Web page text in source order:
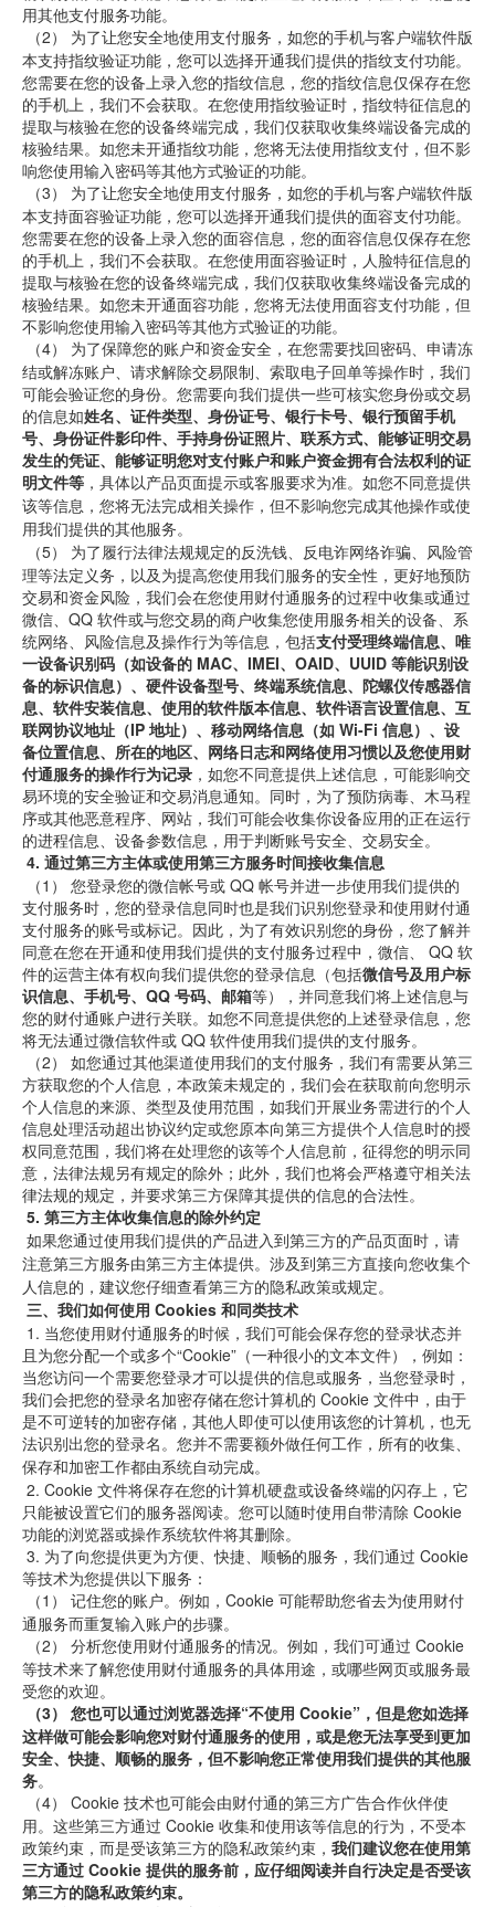
用其他支付服务功能。
（2） 为了让您安全地使用支付服务，如您的手机与客户端软件版
本支持指纹验证功能，您可以选择开通我们提供的指纹支付功能。
您需要在您的设备上录入您的指纹信息，您的指纹信息仅保存在您
的手机上，我们不会获取。在您使用指纹验证时，指纹特征信息的
提取与核验在您的设备终端完成，我们仅获取收集终端设备完成的
核验结果。如您未开通指纹功能，您将无法使用指纹支付，但不影
响您使用输入密码等其他方式验证的功能。
（3） 为了让您安全地使用支付服务，如您的手机与客户端软件版
本支持面容验证功能，您可以选择开通我们提供的面容支付功能。
您需要在您的设备上录入您的面容信息，您的面容信息仅保存在您
的手机上，我们不会获取。在您使用面容验证时，人脸特征信息的
提取与核验在您的设备终端完成，我们仅获取收集终端设备完成的
核验结果。如您未开通面容功能，您将无法使用面容支付功能，但
不影响您使用输入密码等其他方式验证的功能。
（4） 为了保障您的账户和资金安全，在您需要找回密码、申请冻
结或解冻账户、请求解除交易限制、索取电子回单等操作时，我们
可能会验证您的身份。您需要向我们提供一些可核实您身份或交易
的信息如姓名、证件类型、身份证号、银行卡号、银行预留手机
号、身份证件影印件、手持身份证照片、联系方式、能够证明交易
发生的凭证、能够证明您对支付账户和账户资金拥有合法权利的证
明文件等 ，具体以产品页面提示或客服要求为准。如您不同意提供
该等信息，您将无法完成相关操作，但不影响您完成其他操作或使
用我们提供的其他服务。
（5） 为了履行法律法规规定的反洗钱、反电诈网络诈骗、风险管
理等法定义务，以及为提高您使用我们服务的安全性，更好地预防
交易和资金风险，我们会在您使用财付通服务的过程中收集或通过
微信、QQ 软件或与您交易的商户收集您使用服务相关的设备、系
统网络、风险信息及操作行为等信息，包括支付受理终端信息、唯
一设备识别码（如设备的 MAC、IMEI、OAID、UUID 等能识别设
备的标识信息）、硬件设备型号、终端系统信息、陀螺仪传感器信
息、 软件安装信息、使用的软件版本信息、软件语言设置信息、互
联网协议地址（IP 地址）、移动网络信息（如 Wi-Fi 信息）、设
备位置信息、所在的地区、网络日志和网络使用习惯以及您使用财
付通服务的操作行为记录 ，如您不同意提供上述信息，可能影响交
易环境的安全验证和交易消息通知。同时，为了预防病毒、木马程
序或其他恶意程序、网站，我们可能会收集你设备应用的正在运行
的进程信息、设备参数信息，用于判断账号安全、交易安全。
4. 通过第三方主体或使用第三方服务时间接收集信息
（1）
您登录您的微信帐号或 QQ 帐号并进一步使用我们提供的
支付服务时，您的登录信息同时也是我们识别您登录和使用财付通
支付服务的账号或标记。因此，为了有效识别您的身份，您了解并
同意在您在开通和使用我们提供的支付服务过程中，微信、 QQ 软
件的运营主体有权向我们提供您的登录信息（包括微信号及用户标
识信息、手机号、QQ 号码、邮箱等），并同意我们将上述信息与
您的财付通账户进行关联。如您不同意提供您的上述登录信息，您
将无法通过微信软件或 QQ 软件使用我们提供的支付服务。
（2）
如您通过其他渠道使用我们的支付服务，我们有需要从第三
方获取您的个人信息，本政策未规定的，我们会在获取前向您明示
个人信息的来源、类型及使用范围，如我们开展业务需进行的个人
信息处理活动超出协议约定或您原本向第三方提供个人信息时的授
权同意范围，我们将在处理您的该等个人信息前，征得您的明示同
意，法律法规另有规定的除外；此外，我们也将会严格遵守相关法
律法规的规定，并要求第三方保障其提供的信息的合法性。
5. 第三方主体收集信息的除外约定
注意第三方服务由第三方主体提供。涉及到第三方直接向您收集个
人信息的，建议您仔细查看第三方的隐私政策或规定。
三、我们如何使用 Cookies 和同类技术
1. 当您使用财付通服务的时候，我们可能会保存您的登录状态并
且为您分配一个或多个“Cookie”（一种很小的文本文件），例如：
当您访问一个需要您登录才可以提供的信息或服务，当您登录时，
我们会把您的登录名加密存储在您计算机的 Cookie 文件中，由于
是不可逆转的加密存储，其他人即使可以使用该您的计算机，也无
法识别出您的登录名。您并不需要额外做任何工作，所有的收集、
保存和加密工作都由系统自动完成。
2. Cookie 文件将保存在您的计算机硬盘或设备终端的闪存上，它
只能被设置它们的服务器阅读。您可以随时使用自带清除 Cookie
功能的浏览器或操作系统软件将其删除。
3. 为了向您提供更为方便、快捷、顺畅的服务，我们通过 Cookie
等技术为您提供以下服务：
（1） 记住您的账户。例如，Cookie 可能帮助您省去为使用财付
通服务而重复输入账户的步骤。
（2） 分析您使用财付通服务的情况。例如，我们可通过 Cookie
等技术来了解您使用财付通服务的具体用途，或哪些网页或服务最
受您的欢迎。
（3） 您也可以通过浏览器选择“不使用 Cookie”，但是您如选择
这样做可能会影响您对财付通服务的使用，或是您无法享受到更加
安全、快捷、顺畅的服务，但不影响您正常使用我们提供的其他服
务。
（4） Cookie 技术也可能会由财付通的第三方广告合作伙伴使
用。这些第三方通过 Cookie 收集和使用该等信息的行为，不受本
政策约束，而是受该第三方的隐私政策约束， 我们建议您在使用第
三方通过 Cookie 提供的服务前，应仔细阅读并自行决定是否受该
第三方的隐私政策约束。